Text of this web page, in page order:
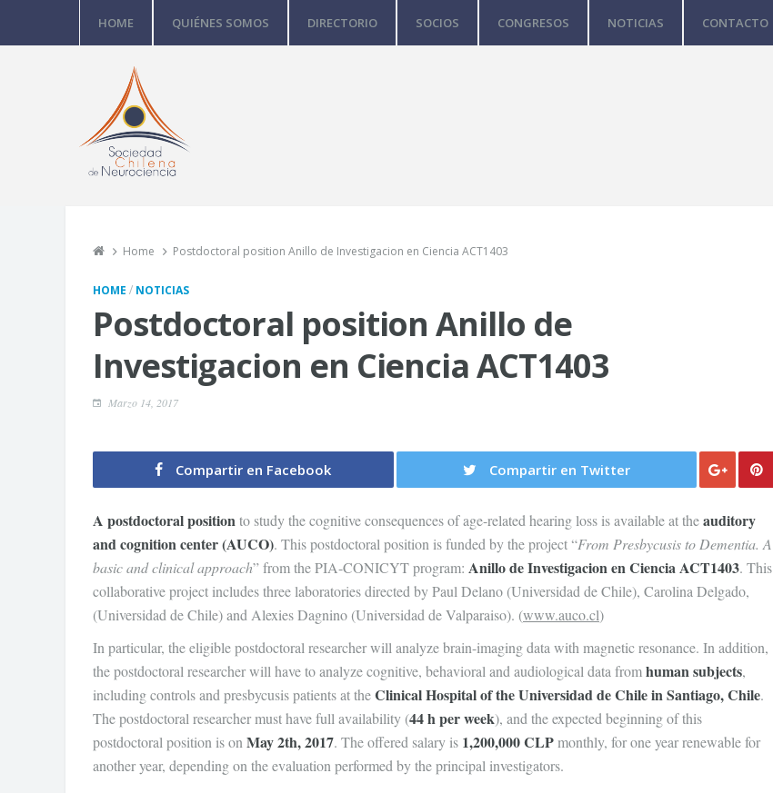
HOME QUIÉNES SOMOS DIRECTORIO SOCIOS CONGRESOS NOTICIAS CONTACTO
Home Postdoctoral position Anillo de Investigacion en Ciencia ACT1403
HOME / NOTICIAS
Postdoctoral position Anillo de
Investigacion en Ciencia ACT1403
Marzo 14, 2017
Compartir en Facebook Compartir en Twitter
A postdoctoral positionto study the cognitive consequences of age-related hearing loss is available at theauditory
and cognition center (AUCO). This postdoctoral position is funded by the project “From Presbycusis to Dementia. A
basic and clinical approach” from the PIA-CONICYT program: Anillo de Investigacion en Ciencia ACT1403. This
collaborative project includes three laboratories directed by Paul Delano (Universidad de Chile), Carolina Delgado,
(Universidad de Chile) and Alexies Dagnino (Universidad de Valparaiso). (www.auco.cl)
In particular, the eligible postdoctoral researcher will analyze brain-imaging data with magnetic resonance. In addition,
the postdoctoral researcher will have to analyze cognitive, behavioral and audiological data fromhuman subjects,
including controls and presbycusis patients at theClinical Hospital of the Universidad de Chile in Santiago, Chile.
The postdoctoral researcher must have full availability (44 h per week), and the expected beginning of this
postdoctoral position is on May 2th, 2017. The offered salary is 1,200,000 CLPmonthly, for one year renewable for
another year, depending on the evaluation performed by the principal investigators.